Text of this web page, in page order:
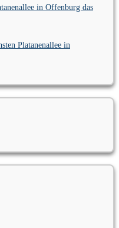
in Offenburg das
Platanenallee in